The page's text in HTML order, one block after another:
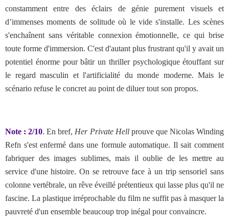
constamment entre des éclairs de génie purement visuels et
d’immenses moments de solitude où le vide s'installe. Les scènes
s'enchaînent sans véritable connexion émotionnelle, ce qui brise
toute forme d'immersion. C'est d'autant plus frustrant qu'il y avait un
potentiel énorme pour bâtir un thriller psychologique étouffant sur
le regard masculin et l'artificialité du monde moderne. Mais le
scénario refuse le concret au point de diluer tout son propos.
Note : 2/10.En bref, Her Private Hellprouve que Nicolas Winding
Refn s'est enfermé dans une formule automatique. Il sait comment
fabriquer des images sublimes, mais il oublie de les mettre au
service d'une histoire. On se retrouve face à un trip sensoriel sans
colonne vertébrale, un rêve éveillé prétentieux qui lasse plus qu'il ne
fascine. La plastique irréprochable du film ne suffit pas à masquer la
pauvreté d'un ensemble beaucoup trop inégal pour convaincre.